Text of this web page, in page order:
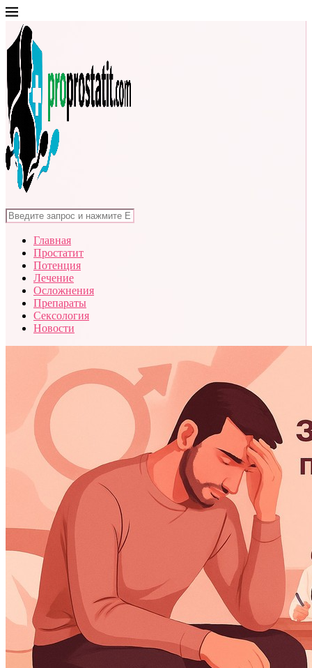
Главная
Простатит
Потенция
Лечение
Осложнения
Препараты
Сексология
Новости